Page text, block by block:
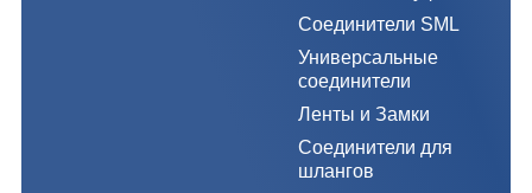
Соединители SML
Универсальные
соединители
Ленты и Замки
Соединители для
шлангов